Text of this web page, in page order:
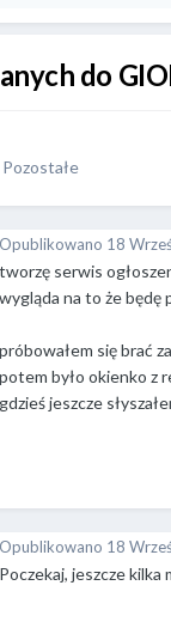
do
Pozostałe
Opublikowano 18
tworzę serwis
wygląda na to że będę
próbowałem się brać
potem było okienko z
gdzieś jeszcze
Opublikowano 18
Poczekaj, jeszcze kilka